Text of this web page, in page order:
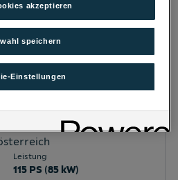
Leistung
115 PS (85 kW)
akzeptieren
speichern
Einstellungen